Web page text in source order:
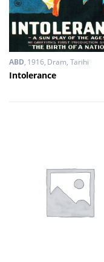
ABD 1916 Dram, Tarihi
Intolerance